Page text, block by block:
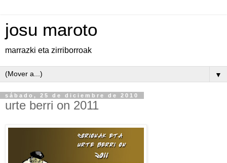
josu maroto
marrazki eta zirriborroak
▼
sábado, 25 de diciembre de 2010
urte berri on 2011